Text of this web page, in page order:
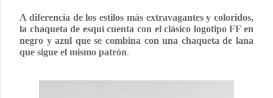
A diferencia de los estilos más extravagantes y coloridos,
la chaqueta de esquí cuenta con el clásico logotipo FF en
negro y azul que se combina con una chaqueta de lana
que sigue el mismo patrón.